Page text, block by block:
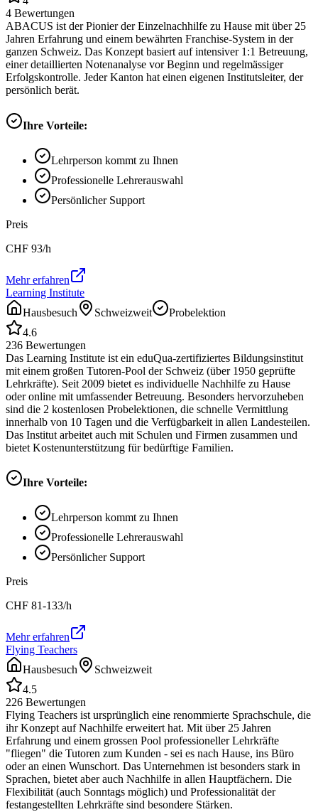
4 Bewertungen
ABACUS ist der Pionier der Einzelnachhilfe zu Hause mit über 25
Jahren Erfahrung und einem bewährten Franchise-System in der
ganzen Schweiz. Das Konzept basiert auf intensiver 1:1 Betreuung,
einer detaillierten Notenanalyse vor Beginn und regelmässiger
Erfolgskontrolle. Jeder Kanton hat einen eigenen Institutsleiter, der
persönlich berät.
Ihre Vorteile:
Lehrperson kommt zu Ihnen
Professionelle Lehrerauswahl
Persönlicher Support
Preis
CHF 93/h
Mehr erfahren
Learning Institute
Hausbesuch
Schweizweit
Probelektion
4.6
236 Bewertungen
Das Learning Institute ist ein eduQua-zertifiziertes Bildungsinstitut
mit einem großen Tutoren-Pool der Schweiz (über 1950 geprüfte
Lehrkräfte). Seit 2009 bietet es individuelle Nachhilfe zu Hause
oder online mit umfassender Betreuung. Besonders hervorzuheben
sind die 2 kostenlosen Probelektionen, die schnelle Vermittlung
innerhalb von 10 Tagen und die Verfügbarkeit in allen Landesteilen.
Das Institut arbeitet auch mit Schulen und Firmen zusammen und
bietet Kostenunterstützung für bedürftige Familien.
Ihre Vorteile:
Lehrperson kommt zu Ihnen
Professionelle Lehrerauswahl
Persönlicher Support
Preis
CHF 81-133/h
Mehr erfahren
Flying Teachers
Hausbesuch
Schweizweit
4.5
226 Bewertungen
Flying Teachers ist ursprünglich eine renommierte Sprachschule, die
ihr Konzept auf Nachhilfe erweitert hat. Mit über 25 Jahren
Erfahrung und einem grossen Pool professioneller Lehrkräfte
"fliegen" die Tutoren zum Kunden - sei es nach Hause, ins Büro
oder an einen Wunschort. Das Unternehmen ist besonders stark in
Sprachen, bietet aber auch Nachhilfe in allen Hauptfächern. Die
Flexibilität (auch Sonntags möglich) und Professionalität der
festangestellten Lehrkräfte sind besondere Stärken.